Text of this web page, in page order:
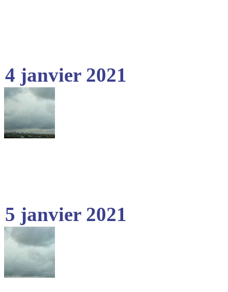
4 janvier 2021
5 janvier 2021